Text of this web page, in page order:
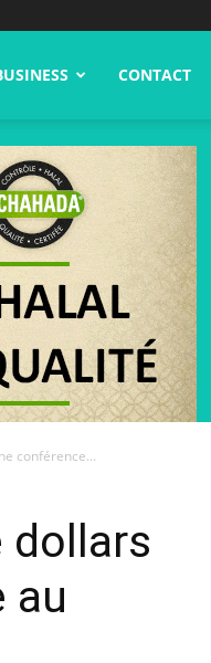
CONTACT
conférence...
dollars
au